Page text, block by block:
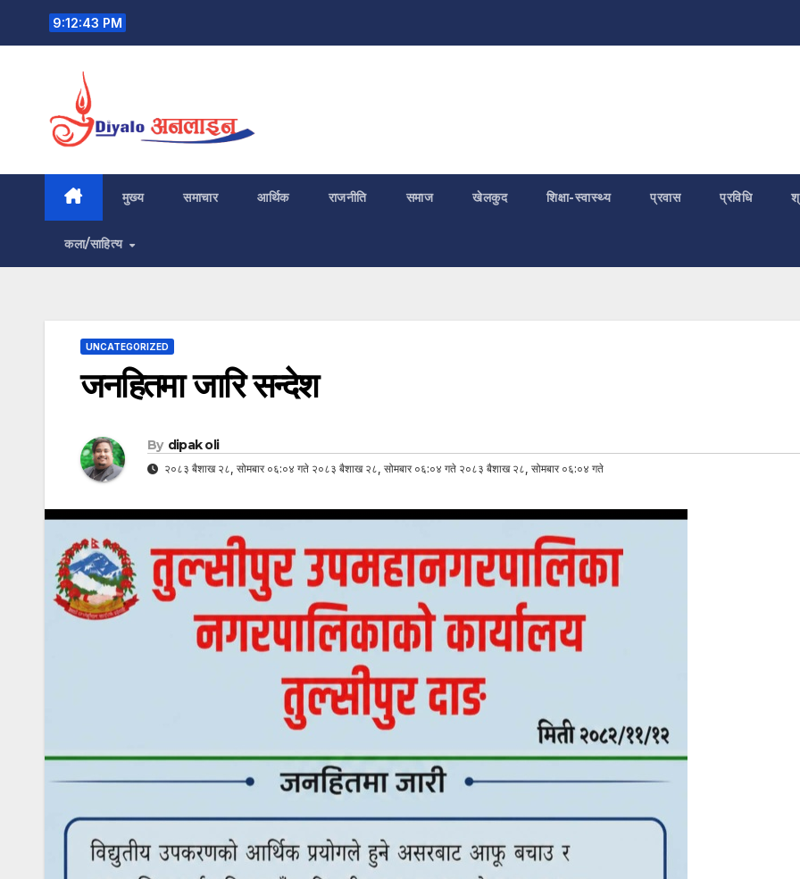
9:12:44 PM
मुख्य समाचार आर्थिक राजनीति समाज खेलकुद शिक्षा-स्वास्थ्य प्रवास प्रविधि
कला/साहित्य
UNCATEGORIZED
जनहितमा जारि सन्देश
By dipak oli
२०८३ बैशाख २८, सोमबार ०६:०४ गते २०८३ बैशाख २८, सोमबार ०६:०४ गते २०८३ बैशाख २८, सोमबार ०६:०४ गते